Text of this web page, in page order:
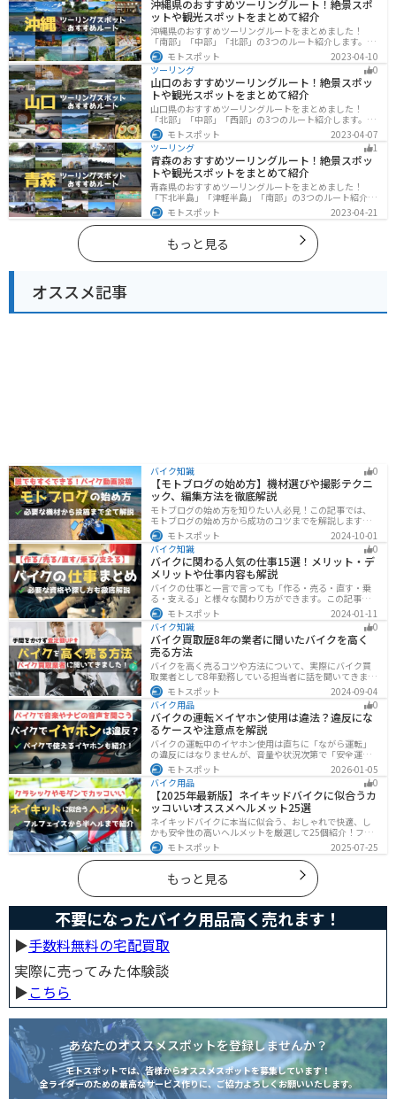
沖縄県のおすすめツーリングルート！絶景スポ
ットや観光スポットをまとめて紹介
沖縄県のおすすめツーリングルートをまとめました！
「南部」「中部」「北部」の3つのルート紹介します。美
しいビーチや歴史と文化に溢れたスポットが多数あり、
様々な楽しみ方ができます。バイクで沖縄県にツーリン
グに行く際は参考にしてください。
モトスポット
2023-04-10
ツーリング
0
山口のおすすめツーリングルート！絶景スポッ
トや観光スポットをまとめて紹介
山口県のおすすめツーリングルートをまとめました！
「北部」「中部」「西部」の3つのルート紹介します。美
しい海岸線や山々を楽しむことができます。バイクで山
口県にツーリングに行く際は参考にしてください。
モトスポット
2023-04-07
ツーリング
1
青森のおすすめツーリングルート！絶景スポッ
トや観光スポットをまとめて紹介
青森県のおすすめツーリングルートをまとめました！
「下北半島」「津軽半島」「南部」の3つのルート紹介し
ます。自然に恵まれた風光明媚な景色や歴史文化に触れ
られる観光スポットが多くあります。バイクで青森県に
ツーリングに行く際は参考にしてください。
モトスポット 2023-04-21
もっと見る
オススメ記事
バイク知識 0
【モトブログの始め方】機材選びや撮影テクニ
ック、編集方法を徹底解説
モトブログの始め方を知りたい人必見！この記事では、
モトブログの始め方から成功のコツまでを解説します。
実は、モトブログを始めるには機材をそろえる必要があ
ります。記事を読めば、モトブログを成功させるための
コツを知ることが可能です。
モトスポット
2024-10-01
バイク知識
0
バイクに関わる人気の仕事15選！メリット・デ
メリットや仕事内容も解説
バイクの仕事と一言で言っても「作る・売る・直す・乗
る・支える」と様々な関わり方ができます。この記事で
は、バイクに関わる人気の仕事をジャンル別に紹介しま
す。必要な資格や探し方も解説しますので、自分のなり
たい姿をイメージして探してみてください。
モトスポット
2024-01-11
バイク知識
0
バイク買取歴8年の業者に聞いたバイクを高く
売る方法
バイクを高く売るコツや方法について、実際にバイク買
取業者として8年勤務している担当者に話を聞いてきまし
た！高く買い取ってもらえるバイクの特徴や業者がどの
くらい利益を上乗せしているかなど、バイクを売ろうと
している人は必見の内容になっています。
モトスポット
2024-09-04
バイク用品
0
バイクの運転×イヤホン使用は違法？違反にな
るケースや注意点を解説
バイクの運転中のイヤホン使用は直ちに「ながら運転」
の違反にはなりませんが、音量や状況次第で「安全運転
義務違反」や各都道府県の「道路交通法施行細則」に抵
触する恐れがあります。周囲の音が聞こえる適切な音量
を保ち、スマホ操作は厳禁。耳を塞がない骨伝導イヤホ
ンや、ヘルメット用スピーカーの活用も安全な音楽体験
には有効な選択肢です。
モトスポット
2026-01-05
バイク用品
0
【2025年最新版】ネイキッドバイクに似合うカ
ッコいいオススメヘルメット25選
ネイキッドバイクに本当に似合う、おしゃれで快適、し
かも安全性の高いヘルメットを厳選して25個紹介！フル
フェイス・ジェット・システムなどタイプ別に特徴や選
び方も徹底解説。街乗りやツーリング、初心者からベテ
ランまで満足できるモデルを集めました。
モトスポット 2025-07-25
もっと見る
不要になったバイク用品高く売れます！
▶︎手数料無料の宅配買取
実際に売ってみた体験談
▶︎こちら
あなたのオススメスポットを登録しませんか？
モトスポットでは、皆様からオススメスポットを募集しています！
全ライダーのための最高なサービス作りに、ご協力よろしくお願いいたします。